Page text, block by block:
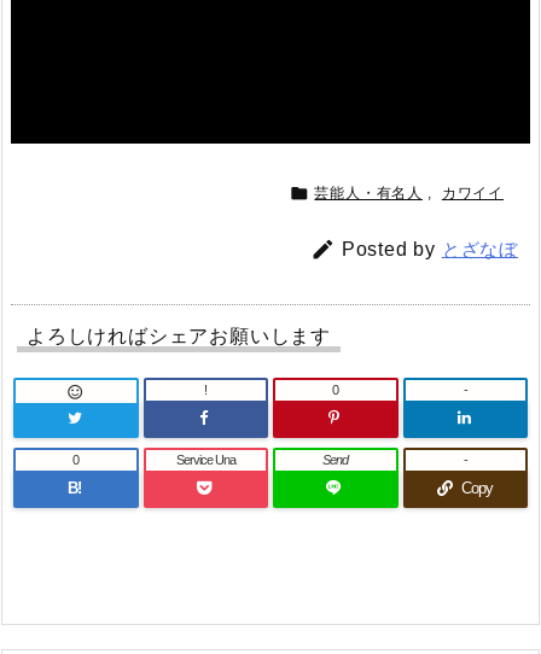
 芸能人・有名人 , カワイイ
 Posted by とざなぼ
よろしければシェアお願いします
 ! 0 -
B!
0 Service Una Send
Copy
-